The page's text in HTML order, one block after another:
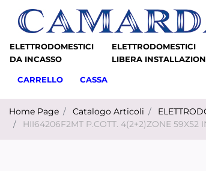
ELETTRODOMESTICI
DA INCASSO
ELETTRODOMESTICI
LIBERA
CARRELLO CASSA
Home Page Catalogo Articoli
HII64206F2MT P.COTT. 4(2+2)ZONE 59X52